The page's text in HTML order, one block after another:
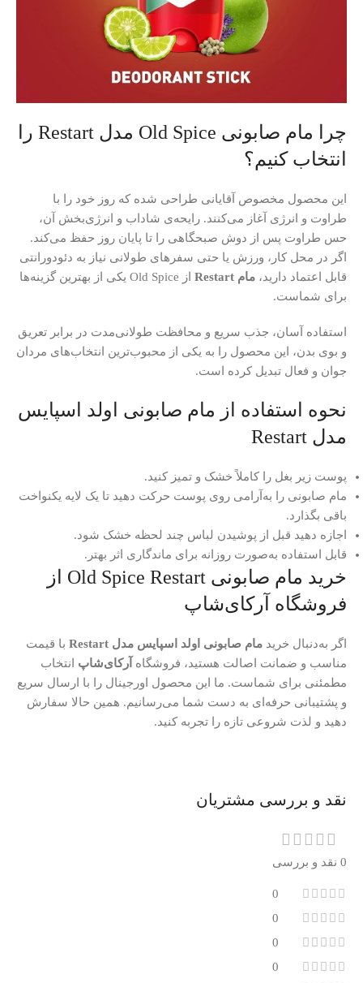
چرا مام صابونی Old Spice مدل Restart را
انتخاب کنیم؟
این محصول مخصوص آقایانی طراحی شده که روز خود را با
طراوت و انرژی آغاز می‌کنند. رایحه‌ی شاداب و انرژی‌بخش آن،
حس طراوت پس از دوش صبحگاهی را تا پایان روز حفظ می‌کند.
اگر در محل کار، ورزش یا حتی سفرهای طولانی نیاز به دئودورانتی
قابل اعتماد دارید، مام Restart
از Old Spice یکی از بهترین گزینه‌ها
برای شماست.
استفاده آسان، جذب سریع و محافظت طولانی‌مدت در برابر تعریق
و بوی بدن، این محصول را به یکی از محبوب‌ترین انتخاب‌های مردان
جوان و فعال تبدیل کرده است.
نحوه استفاده از مام صابونی اولد اسپایس
مدل Restart
پوست زیر بغل را کاملاً خشک و تمیز کنید.
مام صابونی را به‌آرامی روی پوست حرکت دهید تا یک لایه یکنواخت
باقی بگذارد.
اجازه دهید قبل از پوشیدن لباس چند لحظه خشک شود.
قابل استفاده به‌صورت روزانه برای ماندگاری اثر بهتر.
خرید مام صابونی Old Spice Restart از
فروشگاه آرکای‌شاپ
اگر به‌دنبال خرید مام صابونی اولد اسپایس مدل Restart
با قیمت
مناسب و ضمانت اصالت هستید، فروشگاه آرکای‌شاپ انتخاب
مطمئنی برای شماست. ما این محصول اورجینال را با ارسال سریع
و پشتیبانی حرفه‌ای به دست شما می‌رسانیم. همین حالا سفارش
دهید و لذت شروعی تازه را تجربه کنید.
نقد و بررسی مشتریان
0 نقد و بررسی
0
0
0
0